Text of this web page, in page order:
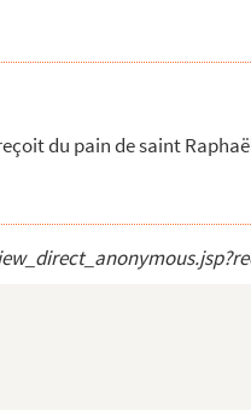
du pain de saint